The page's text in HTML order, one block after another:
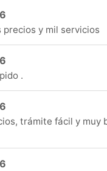
precios y mil servicios
.
trámite fácil y muy